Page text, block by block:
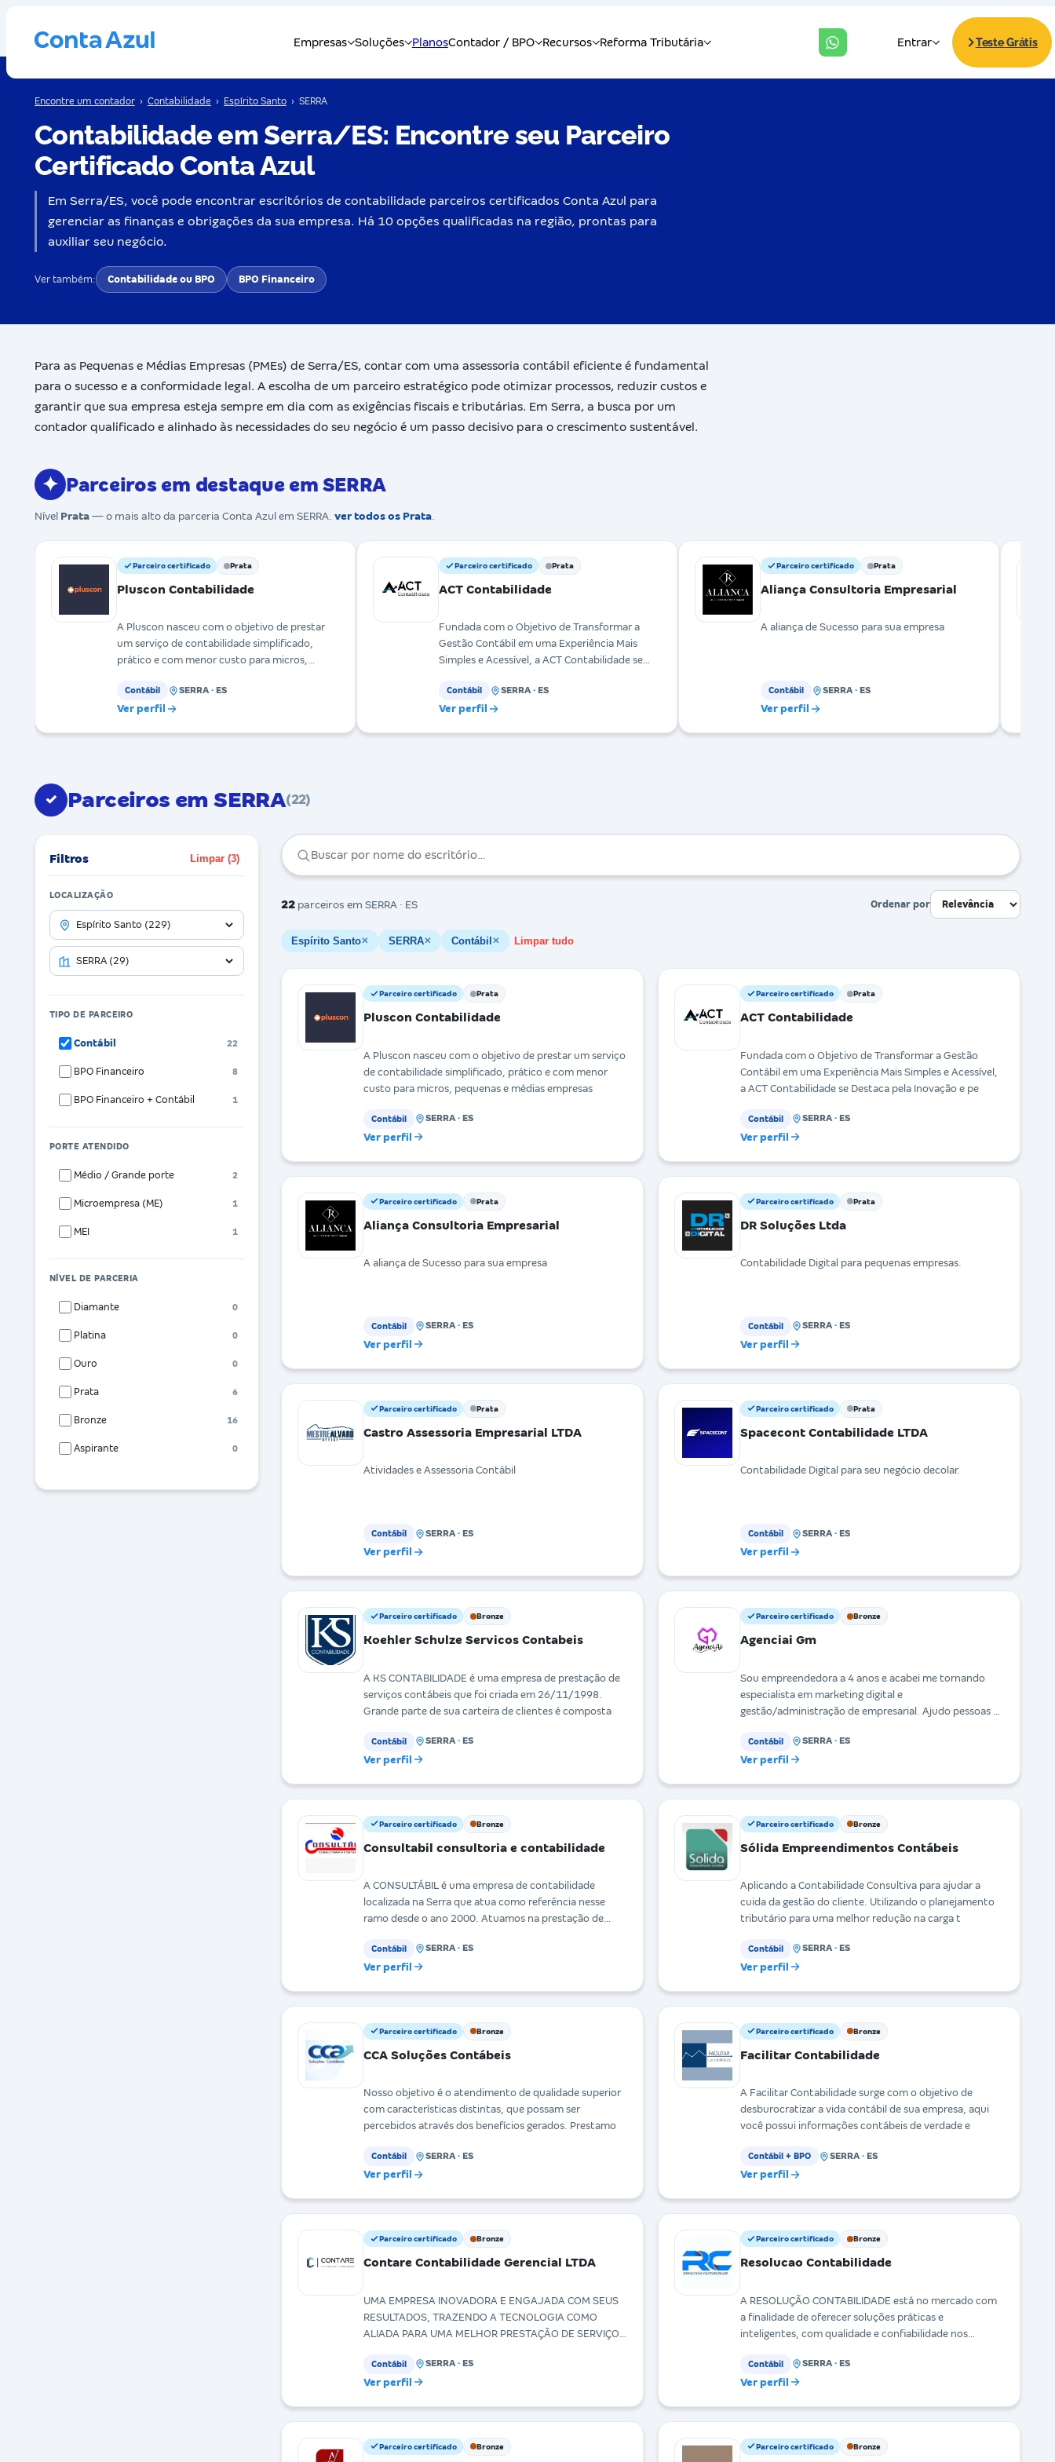
Encontre um contador › Contabilidade › Espírito Santo › SERRA
Contabilidade em Serra/ES: Encontre seu Parceiro
Certificado Conta Azul
Em Serra/ES, você pode encontrar escritórios de contabilidade parceiros certificados Conta Azul para
gerenciar as finanças e obrigações da sua empresa. Há 10 opções qualificadas na região, prontas para
auxiliar seu negócio.
Ver também: Contabilidade ou BPO BPO Financeiro
Para as Pequenas e Médias Empresas (PMEs) de Serra/ES, contar com uma assessoria contábil eficiente é fundamental
para o sucesso e a conformidade legal. A escolha de um parceiro estratégico pode otimizar processos, reduzir custos e
garantir que sua empresa esteja sempre em dia com as exigências fiscais e tributárias. Em Serra, a busca por um
contador qualificado e alinhado às necessidades do seu negócio é um passo decisivo para o crescimento sustentável.
✦ Parceiros em destaque em SERRA
Nível Prata — o mais alto da parceria Conta Azul em SERRA. ver todos os Prata.
Parceiro certificado Prata
Pluscon Contabilidade
A Pluscon nasceu com o objetivo de prestar
um serviço de contabilidade simplificado,
prático e com menor custo para micros,
Contábil SERRA · ES
Ver perfil
Parceiro certificado Prata
ACT Contabilidade
Fundada com o Objetivo de Transformar a
Gestão Contábil em uma Experiência Mais
Simples e Acessível, a ACT Contabilidade se
Contábil SERRA · ES
Ver perfil
Parceiro certificado Prata
Aliança Consultoria Empresarial
A aliança de Sucesso para sua empresa
Contábil SERRA · ES
Ver perfil
✓ Parceiros em SERRA(22)
Filtros Limpar (3)
LOCALIZAÇÃO
TIPO DE PARCEIRO
Contábil 22
BPO Financeiro 8
BPO Financeiro + Contábil 1
PORTE ATENDIDO
Médio / Grande porte 2
Microempresa (ME) 1
MEI 1
NÍVEL DE PARCERIA
Diamante 0
Platina 0
Ouro 0
Prata 6
Bronze 16
Aspirante 0
22 parceiros em SERRA · ES Ordenar por
Espírito Santo✕ SERRA✕ Contábil ✕ Limpar tudo
Parceiro certificado Prata
Pluscon Contabilidade
A Pluscon nasceu com o objetivo de prestar um serviço
de contabilidade simplificado, prático e com menor
custo para micros, pequenas e médias empresas
Contábil SERRA · ES
Ver perfil
Parceiro certificado Prata
ACT Contabilidade
Fundada com o Objetivo de Transformar a Gestão
Contábil em uma Experiência Mais Simples e Acessível,
a ACT Contabilidade se Destaca pela Inovação e pe
Contábil SERRA · ES
Ver perfil
Parceiro certificado Prata
Aliança Consultoria Empresarial
A aliança de Sucesso para sua empresa
Contábil SERRA · ES
Ver perfil
Parceiro certificado Prata
DR Soluções Ltda
Contabilidade Digital para pequenas empresas.
Contábil SERRA · ES
Ver perfil
Parceiro certificado Prata
Castro Assessoria Empresarial LTDA
Atividades e Assessoria Contábil
Contábil SERRA · ES
Ver perfil
Parceiro certificado Prata
Spacecont Contabilidade LTDA
Contabilidade Digital para seu negócio decolar.
Contábil SERRA · ES
Ver perfil
Parceiro certificado Bronze
Koehler Schulze Servicos Contabeis
A KS CONTABILIDADE é uma empresa de prestação de
serviços contábeis que foi criada em 26/11/1998.
Grande parte de sua carteira de clientes é composta
Contábil SERRA · ES
Ver perfil
Parceiro certificado Bronze
Agenciai Gm
Sou empreendedora a 4 anos e acabei me tornando
especialista em marketing digital e
gestão/administração de empresarial. Ajudo pessoas a
Contábil SERRA · ES
Ver perfil
Parceiro certificado Bronze
Consultabil consultoria e contabilidade
A CONSULTÁBIL é uma empresa de contabilidade
localizada na Serra que atua como referência nesse
ramo desde o ano 2000. Atuamos na prestação de
Contábil SERRA · ES
Ver perfil
Parceiro certificado Bronze
Sólida Empreendimentos Contábeis
Aplicando a Contabilidade Consultiva para ajudar a
cuida da gestão do cliente. Utilizando o planejamento
tributário para uma melhor redução na carga t
Contábil SERRA · ES
Ver perfil
Parceiro certificado Bronze
CCA Soluções Contábeis
Nosso objetivo é o atendimento de qualidade superior
com características distintas, que possam ser
percebidos através dos benefícios gerados. Prestamo
Contábil SERRA · ES
Ver perfil
Parceiro certificado Bronze
Facilitar Contabilidade
A Facilitar Contabilidade surge com o objetivo de
desburocratizar a vida contábil de sua empresa, aqui
você possui informações contábeis de verdade e
Contábil + BPO SERRA · ES
Ver perfil
Parceiro certificado Bronze
Contare Contabilidade Gerencial LTDA
UMA EMPRESA INOVADORA E ENGAJADA COM SEUS
RESULTADOS, TRAZENDO A TECNOLOGIA COMO
ALIADA PARA UMA MELHOR PRESTAÇÃO DE SERVIÇO
Contábil SERRA · ES
Ver perfil
Parceiro certificado Bronze
Resolucao Contabilidade
A RESOLUÇÃO CONTABILIDADE está no mercado com
a finalidade de oferecer soluções práticas e
inteligentes, com qualidade e confiabilidade nos
Contábil SERRA · ES
Ver perfil
Parceiro certificado Bronze Parceiro certificado Bronze